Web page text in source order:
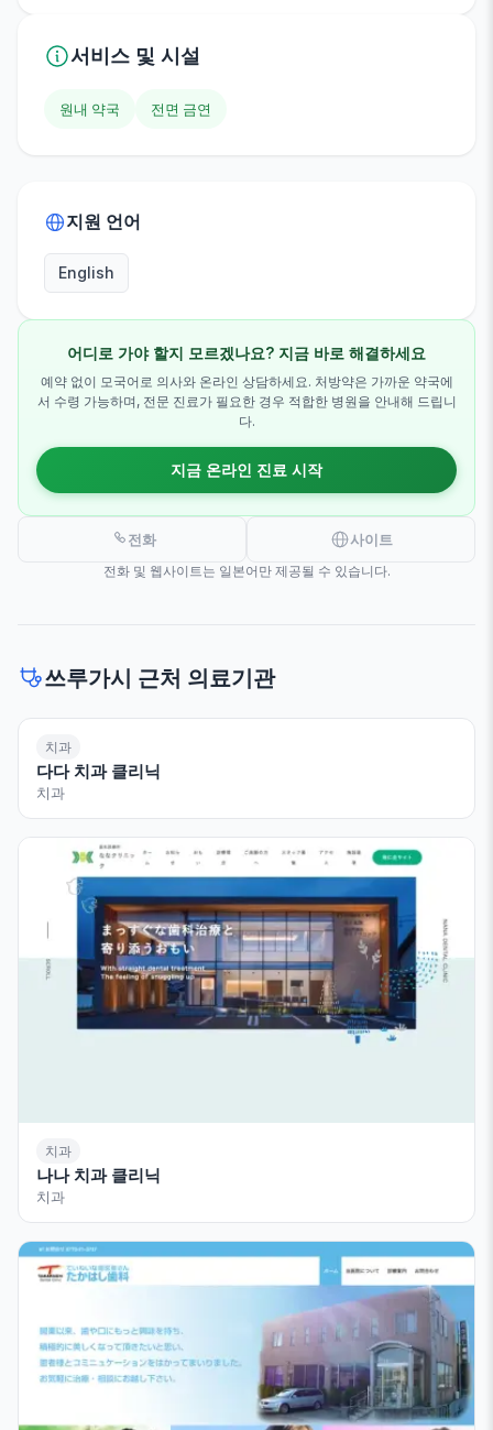
서비스 및 시설
원내 약국 전면 금연
지원 언어
English
어디로 가야 할지 모르겠나요? 지금 바로 해결하세요
예약 없이 모국어로 의사와 온라인 상담하세요. 처방약은 가까운 약국에
서 수령 가능하며, 전문 진료가 필요한 경우 적합한 병원을 안내해 드립니
다.
지금 온라인 진료 시작
전화 사이트
전화 및 웹사이트는 일본어만 제공될 수 있습니다.
쓰루가시 근처 의료기관
치과
다다 치과 클리닉
치과
치과
나나 치과 클리닉
치과